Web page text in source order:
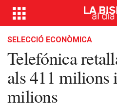
SELECCIÓ ECONÒMICA
Telefónica
als 411 milions
milions